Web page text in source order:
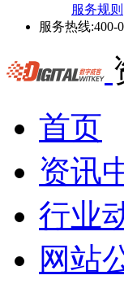
服务规则
服务热线:400-
首页
资讯
行业
网站